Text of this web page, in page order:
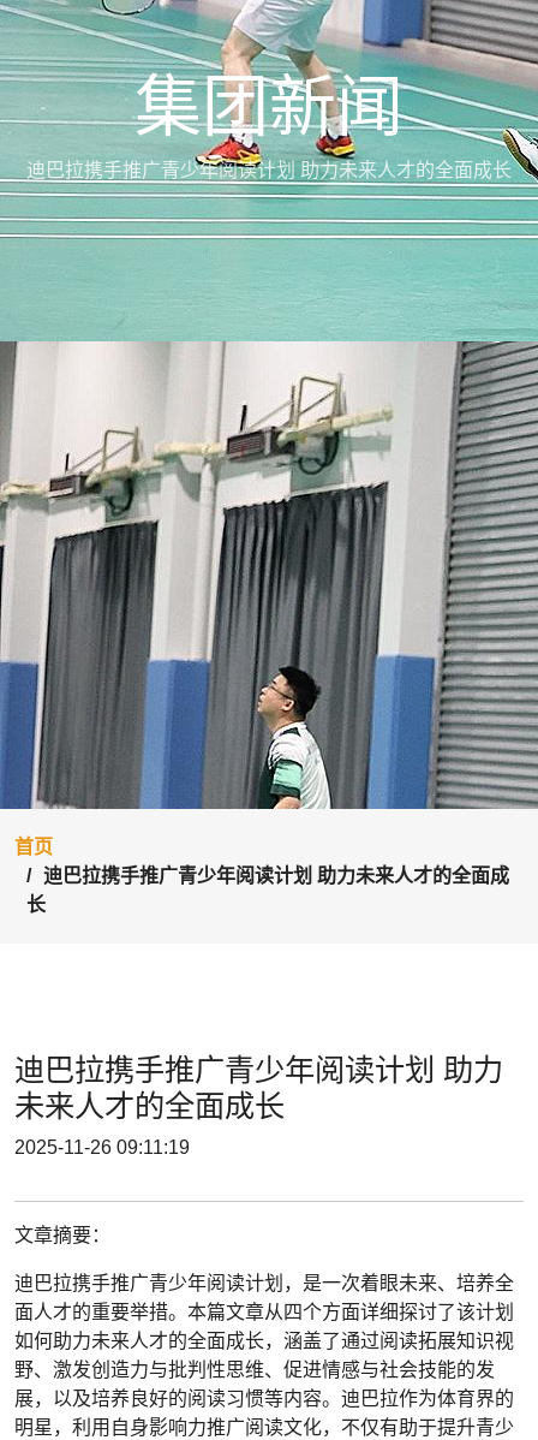
集团新闻
迪巴拉携手推广青少年阅读计划 助力未来人才的全面成长
首页
迪巴拉携手推广青少年阅读计划 助力未来人才的全面成
长
迪巴拉携手推广青少年阅读计划 助力
未来人才的全面成长
2025-11-26 09:11:19
文章摘要：
迪巴拉携手推广青少年阅读计划，是一次着眼未来、培养全
面人才的重要举措。本篇文章从四个方面详细探讨了该计划
如何助力未来人才的全面成长，涵盖了通过阅读拓展知识视
野、激发创造力与批判性思维、促进情感与社会技能的发
展，以及培养良好的阅读习惯等内容。迪巴拉作为体育界的
明星，利用自身影响力推广阅读文化，不仅有助于提升青少